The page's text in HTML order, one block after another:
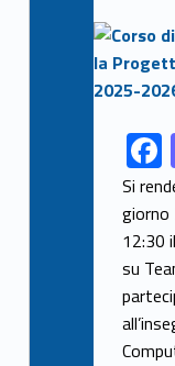
Link identifier archive #link-archive-thumb-soap-7542
Link identifier share facebook archive #share-link-archive-9903
Si
giorno
12:30
su